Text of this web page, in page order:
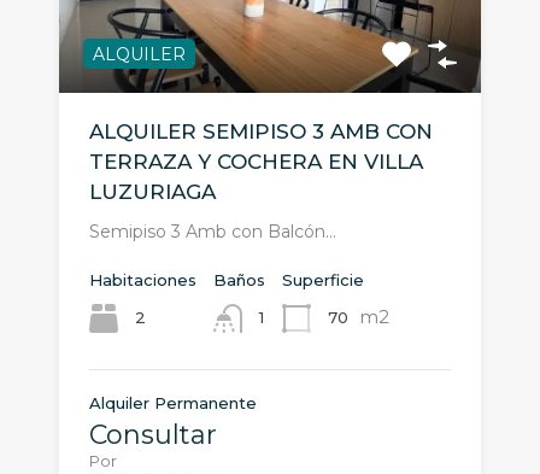
ALQUILER
ALQUILER SEMIPISO 3 AMB CON
TERRAZA Y COCHERA EN VILLA
LUZURIAGA
Semipiso 3 Amb con Balcón…
Habitaciones
2
Baños
1
Superficie
70
m2
Alquiler Permanente
Consultar
Por